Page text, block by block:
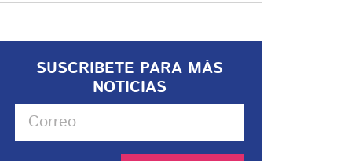
SUSCRIBETE PARA MÁS
NOTICIAS